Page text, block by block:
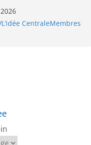
L’idée CentraleMembres